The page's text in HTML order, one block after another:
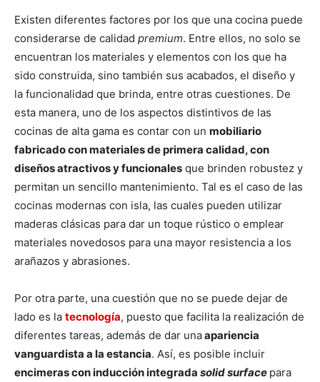
Existen diferentes factores por los que una cocina puede
considerarse de calidad premium. Entre ellos, no solo se
encuentran los materiales y elementos con los que ha
sido construida, sino también sus acabados, el diseño y
la funcionalidad que brinda, entre otras cuestiones. De
esta manera, uno de los aspectos distintivos de las
cocinas de alta gama es contar con un mobiliario
fabricado con materiales de primera calidad, con
diseños atractivos y funcionales que brinden robustez y
permitan un sencillo mantenimiento. Tal es el caso de las
cocinas modernas con isla, las cuales pueden utilizar
maderas clásicas para dar un toque rústico o emplear
materiales novedosos para una mayor resistencia a los
arañazos y abrasiones.
Por otra parte, una cuestión que no se puede dejar de
lado es la tecnología, puesto que facilita la realización de
diferentes tareas, además de dar unaapariencia
vanguardista a la estancia. Así, es posible incluir
encimeras con inducción integrada solid surface para